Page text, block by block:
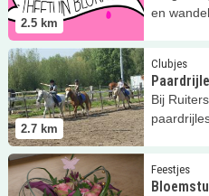
2.5 km
en
2.7 km
Clubjes
Bij
Lees meer Paardrijles bij Kraaij
Feestjes
Lees meer Bloemstuk maken